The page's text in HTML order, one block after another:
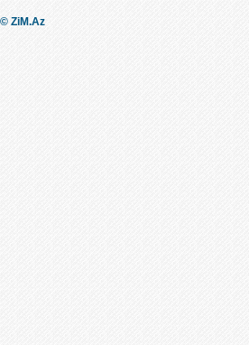
© ZiM.Az